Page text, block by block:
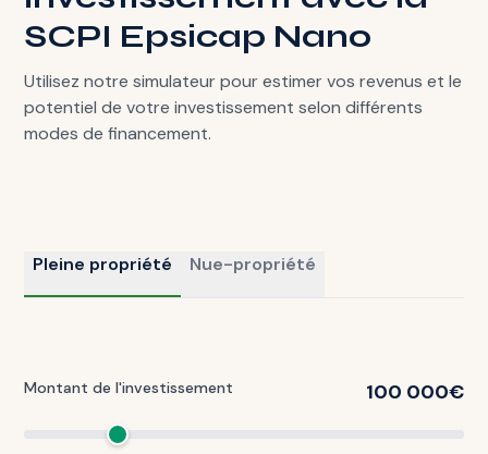
SCPI Epsicap Nano
Utilisez notre simulateur pour estimer vos revenus et le
potentiel de votre investissement selon différents
modes de financement.
Pleine propriété Nue-propriété
Montant de l'investissement €